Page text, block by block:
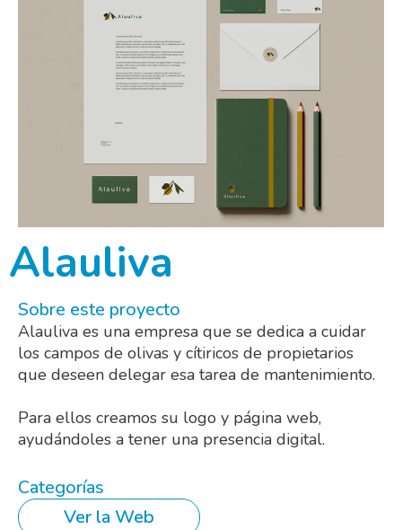
Alauliva
Sobre este proyecto
Alauliva es una empresa que se dedica a cuidar
los campos de olivas y cítiricos de propietarios
que deseen delegar esa tarea de mantenimiento.
Para ellos creamos su logo y página web,
ayudándoles a tener una presencia digital.
Categorías
Ver la Web